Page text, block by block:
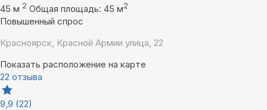
45 м 2 Общая площадь: 45 м2
Повышенный спрос
Красноярск, Красной Армии улица, 22
Показать расположение на карте
22 отзыва
9,9 (22)